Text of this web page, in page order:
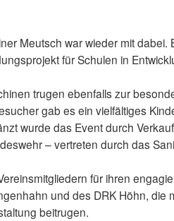
Meutsch war wieder mit
für Schulen in
trugen ebenfalls zur
gab es ein vielfältiges
wurde das Event durch
– vertreten durch das
für ihren
und des DRK Höhn, die
beitrugen.